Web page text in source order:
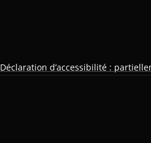
Déclaration d’accessibilité :